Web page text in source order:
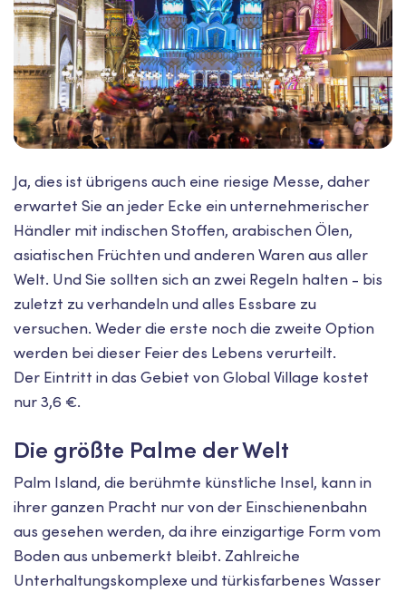
Ja, dies ist übrigens auch eine riesige Messe, daher
erwartet Sie an jeder Ecke ein unternehmerischer
Händler mit indischen Stoffen, arabischen Ölen,
asiatischen Früchten und anderen Waren aus aller
Welt. Und Sie sollten sich an zwei Regeln halten - bis
zuletzt zu verhandeln und alles Essbare zu
versuchen. Weder die erste noch die zweite Option
werden bei dieser Feier des Lebens verurteilt.
Der Eintritt in das Gebiet von Global Village kostet
nur 3,6 €.
Die größte Palme der Welt
Palm Island, die berühmte künstliche Insel, kann in
ihrer ganzen Pracht nur von der Einschienenbahn
aus gesehen werden, da ihre einzigartige Form vom
Boden aus unbemerkt bleibt. Zahlreiche
Unterhaltungskomplexe und türkisfarbenes Wasser